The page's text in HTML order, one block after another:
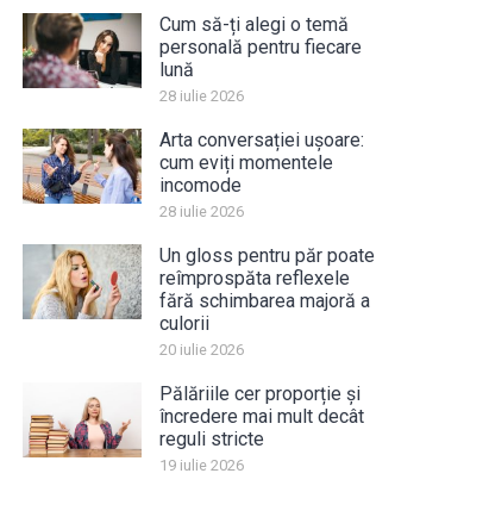
Cum să-ți alegi o temă
personală pentru fiecare
lună
28 iulie 2026
Arta conversației ușoare:
cum eviți momentele
incomode
28 iulie 2026
Un gloss pentru păr poate
reîmprospăta reflexele
fără schimbarea majoră a
culorii
20 iulie 2026
Pălăriile cer proporție și
încredere mai mult decât
reguli stricte
19 iulie 2026